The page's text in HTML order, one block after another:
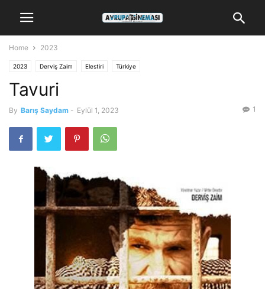
Home 2023
2023 Derviş Zaim Elestiri Türkiye
Tavuri
By Barış Saydam - Eylül 1, 2023 1